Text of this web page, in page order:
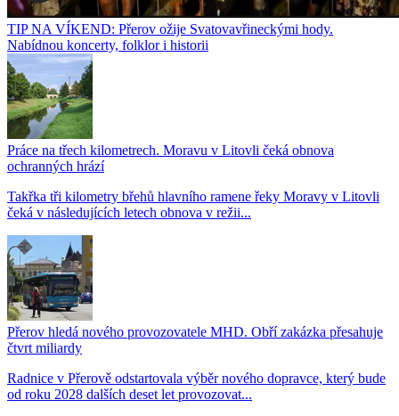
TIP NA VÍKEND: Přerov ožije Svatovavřineckými hody.
Nabídnou koncerty, folklor i historii
Práce na třech kilometrech. Moravu v Litovli čeká obnova
ochranných hrází
Takřka tři kilometry břehů hlavního ramene řeky Moravy v Litovli
čeká v následujících letech obnova v režii...
Přerov hledá nového provozovatele MHD. Obří zakázka přesahuje
čtvrt miliardy
Radnice v Přerově odstartovala výběr nového dopravce, který bude
od roku 2028 dalších deset let provozovat...